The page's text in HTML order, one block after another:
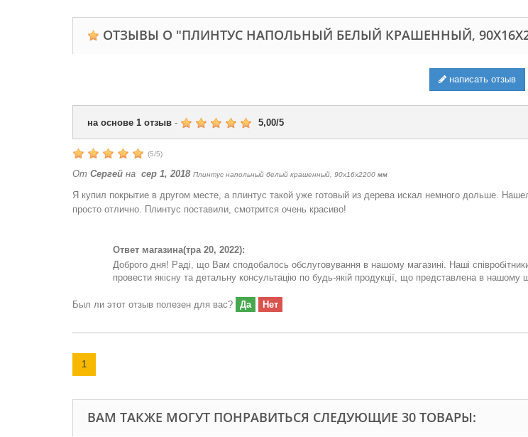
ОТЗЫВЫ О "ПЛИНТУС НАПОЛЬНЫЙ БЕЛЫЙ КРАШЕННЫЙ,
написать отзыв
на основе 1 отзыв - 5,00/5
(5/5)
От Сергей на сер 1, 2018 Плинтус напольный белый крашенный, 90х16х2200 мм
Я купил покрытие в другом месте, а плинтус такой уже готовый из дерева искал немного дольше.
просто отлично. Плинтус поставили, смотрится очень красиво!
Ответ магазина(тра 20, 2022):
Доброго дня! Раді, що Вам сподобалось обслуговування в нашому магазині. Наші
провести якісну та детальну консультацію по будь-якій продукції, що представлена в нашому
Был ли этот отзыв полезен для вас? Да Нет
1
ВАМ ТАКЖЕ МОГУТ ПОНРАВИТЬСЯ СЛЕДУЮЩИЕ 30 ТОВАРЫ: